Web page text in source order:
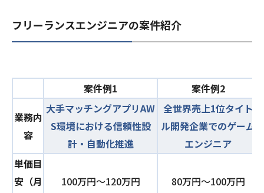
フリーランスエンジニアの案件紹介
案件例1 案件例2
業務内
容
大手マッチングアプリAW
S環境における信頼性設
計・自動化推進
全世界売上1位タイト
ル開発企業でのゲーム
エンジニア
単価目
安（月
100万円〜120万円 80万円〜100万円